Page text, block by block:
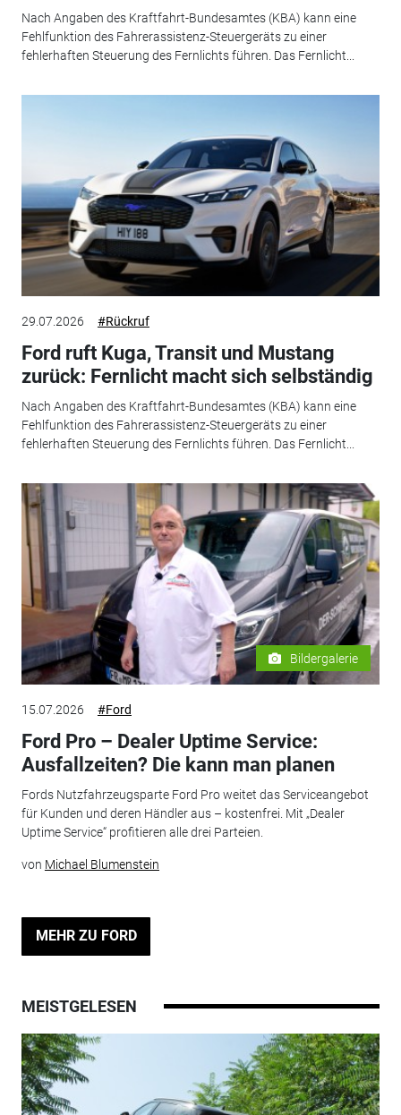
Nach Angaben des Kraftfahrt-Bundesamtes (KBA) kann eine
Fehlfunktion des Fahrerassistenz-Steuergeräts zu einer
fehlerhaften Steuerung des Fernlichts führen. Das Fernlicht...
29.07.2026 #Rückruf
Ford ruft Kuga, Transit und Mustang
zurück: Fernlicht macht sich selbständig
Nach Angaben des Kraftfahrt-Bundesamtes (KBA) kann eine
Fehlfunktion des Fahrerassistenz-Steuergeräts zu einer
fehlerhaften Steuerung des Fernlichts führen. Das Fernlicht...
Bildergalerie
15.07.2026 #Ford
Ford Pro – Dealer Uptime Service:
Ausfallzeiten? Die kann man planen
Fords Nutzfahrzeugsparte Ford Pro weitet das Serviceangebot
für Kunden und deren Händler aus – kostenfrei. Mit „Dealer
Uptime Service“ profitieren alle drei Parteien.
von Michael Blumenstein
MEHR ZU FORD
MEISTGELESEN